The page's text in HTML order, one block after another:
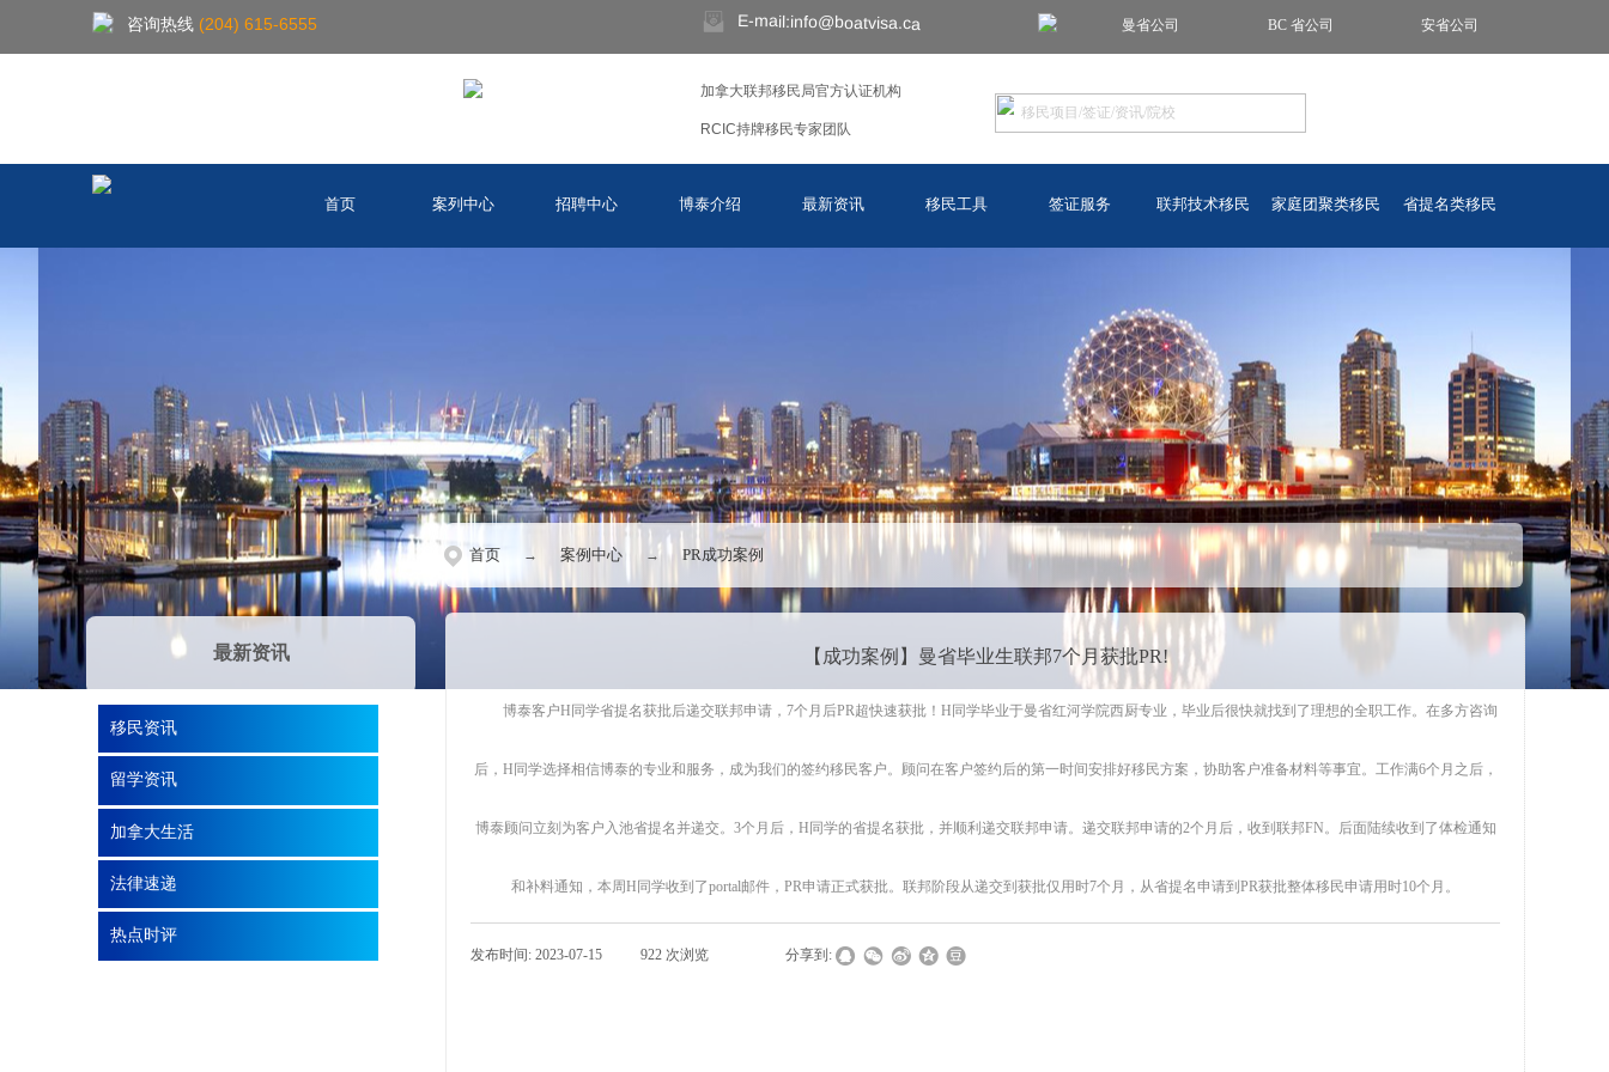
咨询热线 (204) 615-6555 E-mail:info@boatvisa.ca 曼省公司 BC 省公司 安省公司
加拿大联邦移民局官方认证机构
RCIC持牌移民专家团队
首页 案列中心 招聘中心 博泰介绍 最新资讯 移民工具 签证服务 联邦技术移民 家庭团聚类移民 省提名类移民
【成功案例】曼省毕业生联邦7个月获批PR!
博泰客户H同学省提名获批后递交联邦申请，7个月后PR超快速获批！H同学毕业于曼省红河学院西厨专业，毕业后很快就找到了理想的全职工作。在多方咨询
后，H同学选择相信博泰的专业和服务，成为我们的签约移民客户。顾问在客户签约后的第一时间安排好移民方案，协助客户准备材料等事宜。工作满6个月之后，
博泰顾问立刻为客户入池省提名并递交。3个月后，H同学的省提名获批，并顺利递交联邦申请。递交联邦申请的2个月后，收到联邦FN。后面陆续收到了体检通知
和补料通知，本周H同学收到了portal邮件，PR申请正式获批。联邦阶段从递交到获批仅用时7个月，从省提名申请到PR获批整体移民申请用时10个月。
发布时间: 2023-07-15 922 次浏览 分享到:
最新资讯
首页 → 案例中心 → PR成功案例
移民资讯
留学资讯
加拿大生活
法律速递
热点时评